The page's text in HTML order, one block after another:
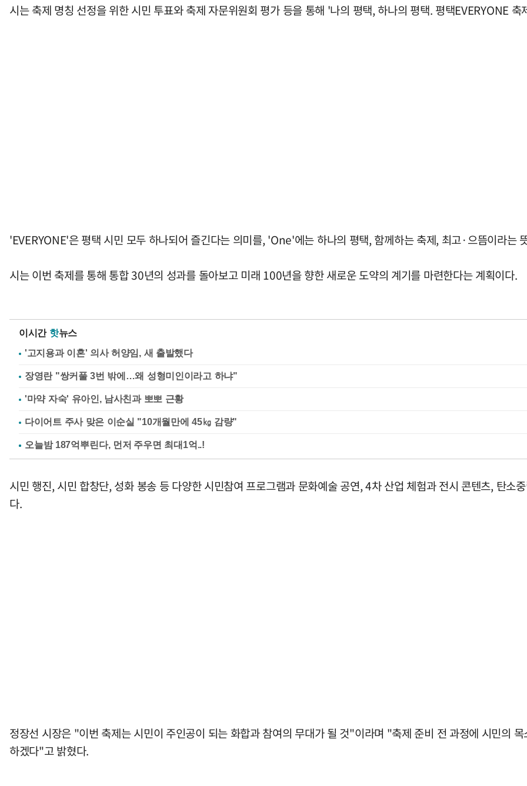
시는 축제 명칭 선정을 위한 시민 투표와 축제 자문위원회 평가 등을 통해 '나의 평택, 하나의 평택. 평택EVERYONE 축
'EVERYONE'은 평택 시민 모두 하나되어 즐긴다는 의미를, 'One'에는 하나의 평택, 함께하는 축제, 최고·으뜸이라는
시는 이번 축제를 통해 통합 30년의 성과를 돌아보고 미래 100년을 향한 새로운 도약의 계기를 마련한다는 계획이다.
이시간 핫뉴스
'고지용과 이혼' 의사 허양임, 새 출발했다
장영란 "쌍커풀 3번 밖에…왜 성형미인이라고 하냐"
'마약 자숙' 유아인, 남사친과 뽀뽀 근황
다이어트 주사 맞은 이순실 "10개월만에 45㎏ 감량"
시민 행진, 시민 합창단, 성화 봉송 등 다양한 시민참여 프로그램과 문화예술 공연, 4차 산업 체험과 전시 콘텐츠, 탄소
다.
정장선 시장은 "이번 축제는 시민이 주인공이 되는 화합과 참여의 무대가 될 것"이라며 "축제 준비 전 과정에 시민의
하겠다"고 밝혔다.